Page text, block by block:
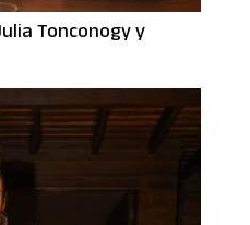
Tonconogy y